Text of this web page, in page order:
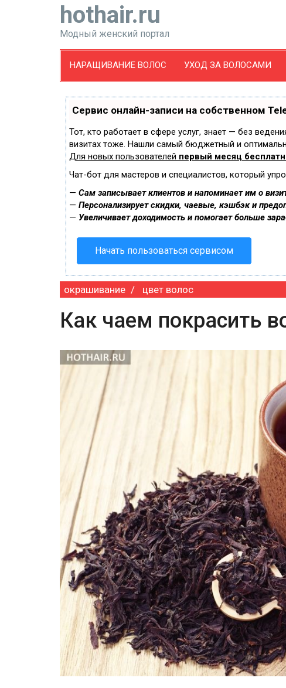
hothair.ru
Модный женский портал
НАРАЩИВАНИЕ ВОЛОС УХОД ЗА ВОЛОСАМИ
Сервис онлайн-записи на собственном
Тот, кто работает в сфере услуг, знает — без
визитах тоже. Нашли самый бюджетный и
Для новых пользователей первый месяц
Чат-бот для мастеров и специалистов, который
— Сам записывает клиентов и напоминает им о
— Персонализирует скидки, чаевые, кэшбэк и
— Увеличивает доходимость и помогает больше
Начать пользоваться сервисом
окрашивание цвет волос
Как чаем покрасить